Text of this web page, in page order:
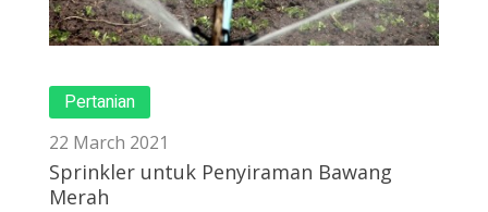
Pertanian
22 March 2021
Sprinkler untuk Penyiraman Bawang
Merah